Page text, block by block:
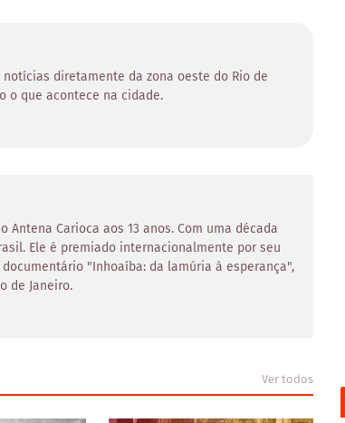
diretamente da zona oeste do Rio de
o que acontece na cidade.
Carioca aos 13 anos. Com uma década
Ele é premiado internacionalmente por seu
"Inhoaíba: da lamúria à esperança",
de Janeiro.
Ver todos